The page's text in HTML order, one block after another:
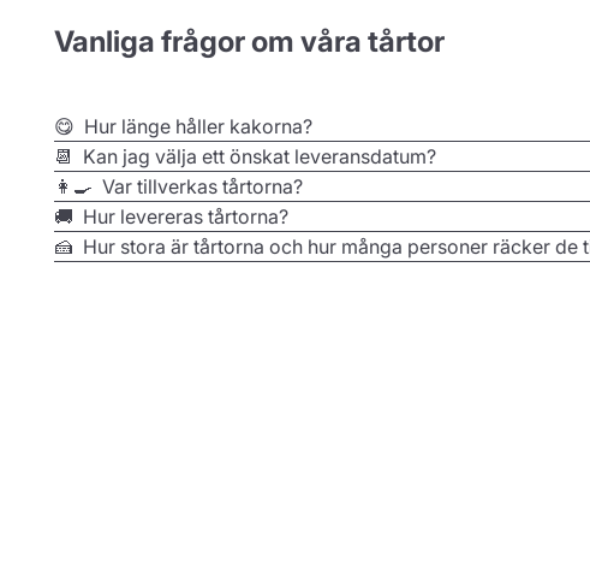
Vanliga frågor om våra tårtor
😋 Hur länge håller kakorna?
📆 Kan jag välja ett önskat leveransdatum?
👩‍🍳 Var tillverkas tårtorna?
🚚 Hur levereras tårtorna?
🍰 Hur stora är tårtorna och hur många personer räcker de